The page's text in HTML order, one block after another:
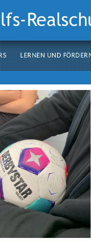
LERNEN UND